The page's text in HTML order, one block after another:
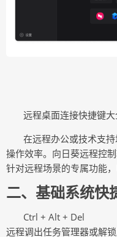
远程桌面连接快捷键
在远程办公或技术支
操作效率。向日葵远程控
针对远程场景的专属功能，
二、基础系统快
Ctrl + Alt + Del
远程调出任务管理器或解